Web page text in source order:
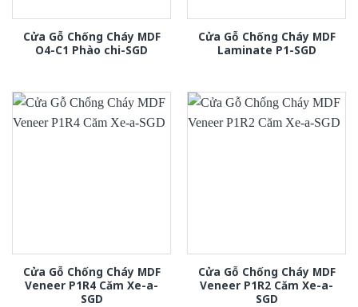
Cửa Gỗ Chống Cháy MDF
O4-C1 Phào chi-SGD
Cửa Gỗ Chống Cháy MDF
Laminate P1-SGD
Cửa Gỗ Chống Cháy MDF
Veneer P1R4 Căm Xe-a-
SGD
Cửa Gỗ Chống Cháy MDF
Veneer P1R2 Căm Xe-a-
SGD